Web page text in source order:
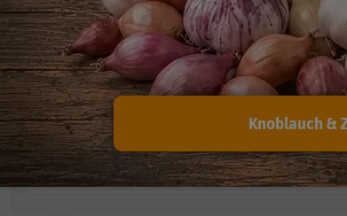
geeignet.
0 Ergebnisse gefunden in Insektizide
Knoblauch &